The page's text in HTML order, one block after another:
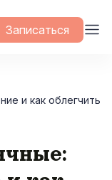
Записаться
и как облегчить